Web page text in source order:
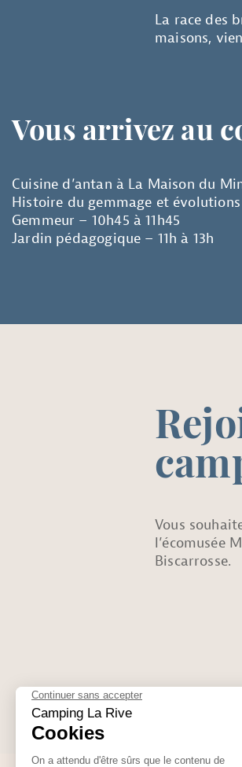
La race des
maisons,
Vous arrivez au
Cuisine d’antan à La Maison du
Histoire du gemmage et
Gemmeur – 10h45 à 11h45
Jardin pédagogique – 11h à 13h
Vous
l’écomusée
Biscarrosse.